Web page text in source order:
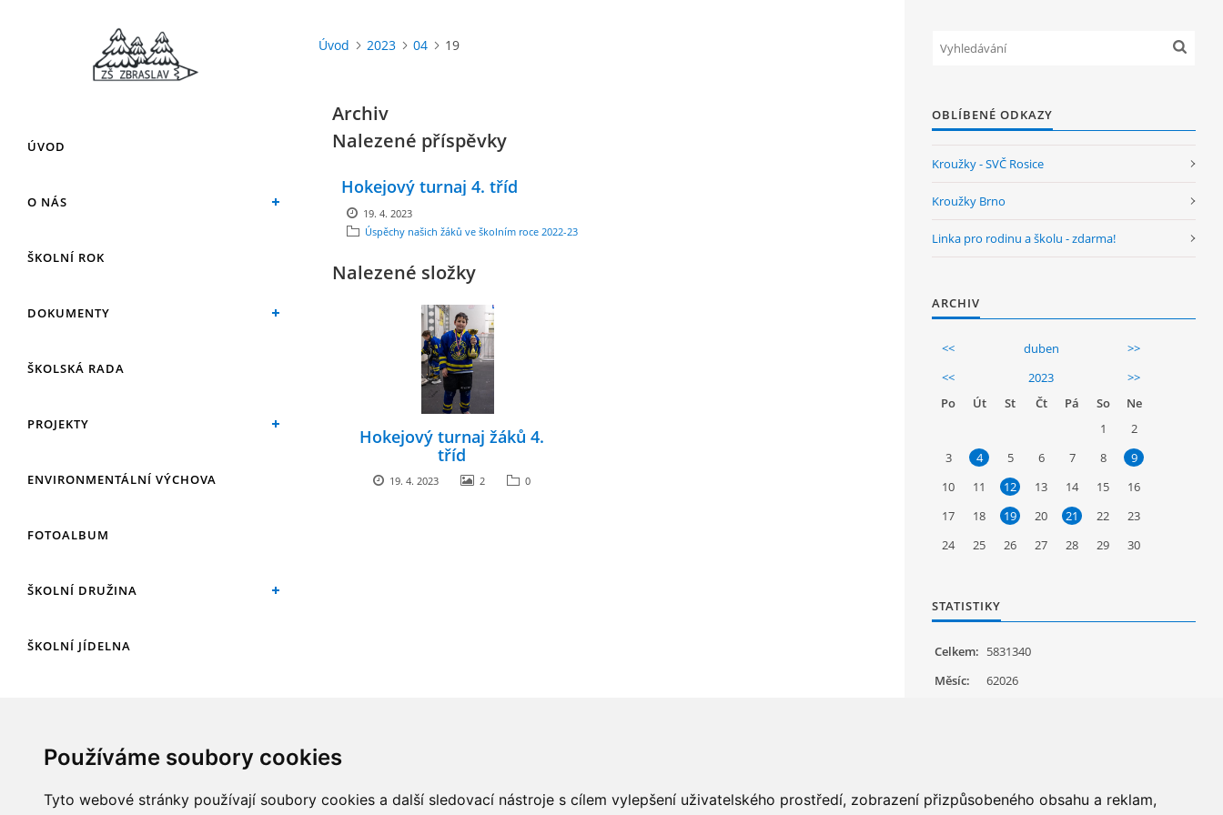
Používáme soubory cookies
Tyto webové stránky používají soubory cookies a další sledovací nástroje s cílem vylepšení uživatelského prostředí, zobrazení přizpůsobeného obsahu a reklam,
ÚVOD
O NÁS
ŠKOLNÍ ROK
DOKUMENTY
ŠKOLSKÁ RADA
PROJEKTY
ENVIRONMENTÁLNÍ VÝCHOVA
FOTOALBUM
ŠKOLNÍ DRUŽINA
ŠKOLNÍ JÍDELNA
KROUŽKY
Úvod 2023 04 19
Archiv
Nalezené příspěvky
Hokejový turnaj 4. tříd
19. 4. 2023
Úspěchy našich žáků ve školním roce 2022-23
Nalezené složky
Hokejový turnaj žáků 4.
tříd
19. 4. 2023 2 0
OBLÍBENÉ ODKAZY
Kroužky - SVČ Rosice
Kroužky Brno
Linka pro rodinu a školu - zdarma!
ARCHIV
<< duben
>>
<<
2023
>>
Po
Út St Čt Pá So
Ne
1
2
3
4 5 6 7 8
9
10
11 12 13 14 15
16
17
18 19 20 21 22
23
24
25 26 27 28 29 30
STATISTIKY
Celkem: 5831340
Měsíc:
62026